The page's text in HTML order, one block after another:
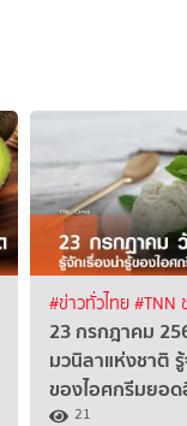
#ข่าวทั่วไทย#TNN
23 กรกฎาคม
มวนิลาแห่งชาติ
ของไอศกรีมยอ
21